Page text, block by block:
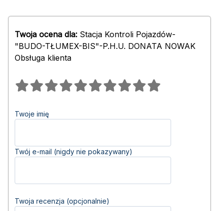
Twoja ocena dla: Stacja Kontroli Pojazdów-
"BUDO-TŁUMEX-BIS"-P.H.U. DONATA NOWAK
Obsługa klienta
Twoje imię
Twój e-mail (nigdy nie pokazywany)
Twoja recenzja (opcjonalnie)